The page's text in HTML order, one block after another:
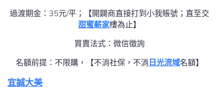
過渡期金：35元/平；【開闢商直接打到小我賬號；直至交
甜蜜薪家樓為止】
買賣法式：微信徵詢
名額前提：不限購，【不消社保，不消 日光流域名額】
宜誠大美